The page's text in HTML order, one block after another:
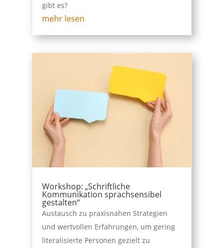
gibt es?
mehr lesen
Workshop: „Schriftliche
Kommunikation sprachsensibel
gestalten“
Austausch zu praxisnahen Strategien
und wertvollen Erfahrungen, um gering
literalisierte Personen gezielt zu